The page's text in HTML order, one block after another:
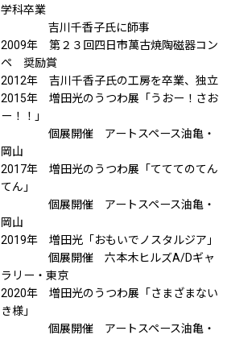
学科卒業
吉川千香子氏に師事
2009年 第２３回四日市萬古焼陶磁器コン
ペ 奨励賞
2012年 吉川千香子氏の工房を卒業、独立
2015年 増田光のうつわ展「うおー！さお
ー！！」
個展開催 アートスペース油亀・
岡山
2017年 増田光のうつわ展「てててのてん
てん」
個展開催 アートスペース油亀・
岡山
2019年 増田光「おもいでノスタルジア」
個展開催 六本木ヒルズA/Dギャ
ラリー・東京
2020年 増田光のうつわ展「さまざまない
き様」
個展開催 アートスペース油亀・